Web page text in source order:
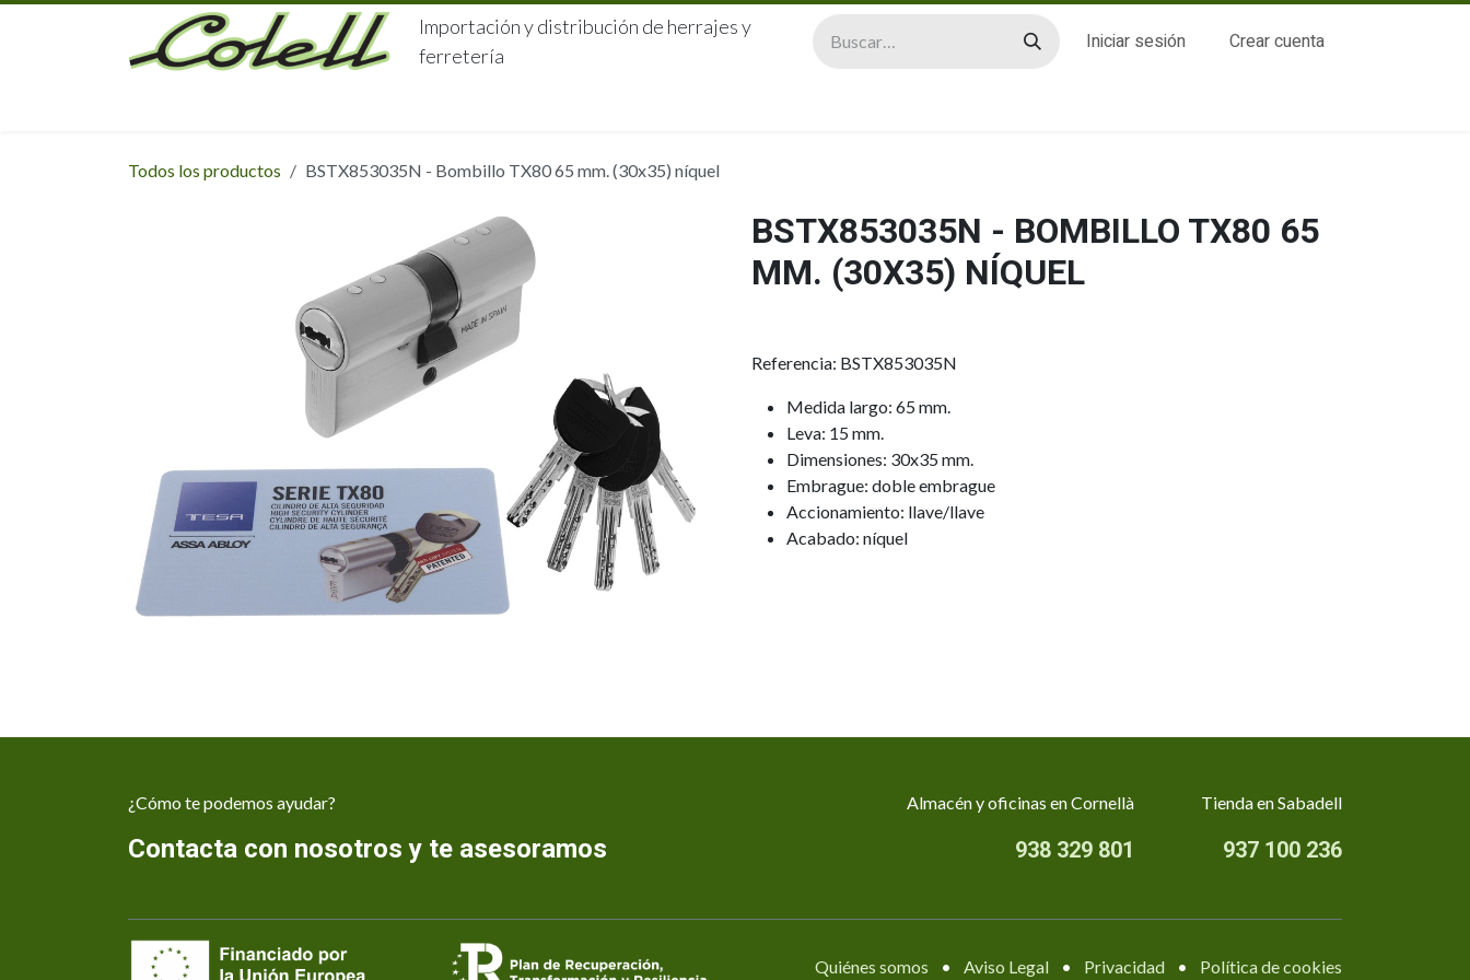
Ir al contenido
Importación y distribución de herrajes y
ferretería
Iniciar sesión Crear cuenta
Todos los productos BSTX853035N - Bombillo TX80 65 mm. (30x35) níquel
BSTX853035N - BOMBILLO TX80 65
MM. (30X35) NÍQUEL
Referencia: BSTX853035N
Medida largo: 65 mm.
Leva: 15 mm.
Dimensiones: 30x35 mm.
Embrague: doble embrague
Accionamiento: llave/llave
Acabado: níquel
¿Cómo te podemos ayudar?
Contacta con nosotros y te asesoramos
Almacén y oficinas en Cornellà
938 329 801
Tienda en Sabadell
937 100 236
Quiénes somos • Aviso Legal • Privacidad • Política de cookies